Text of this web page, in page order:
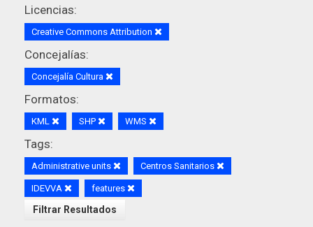
Licencias:
Creative Commons Attribution
Concejalías:
Concejalía Cultura
Formatos:
KML SHP WMS
Tags:
Administrative units Centros Sanitarios
IDEVVA features
Filtrar Resultados